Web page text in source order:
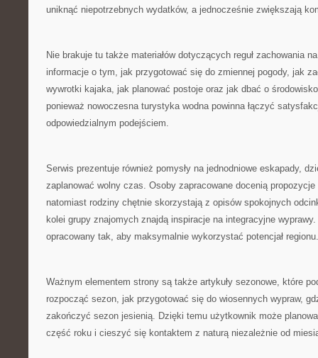
uniknąć niepotrzebnych wydatków, a jednocześnie zwiększają
Nie brakuje tu także materiałów dotyczących reguł zachowania
informacje o tym, jak przygotować się do zmiennej pogody, jak
wywrotki kajaka, jak planować postoje oraz jak dbać o
ponieważ nowoczesna turystyka wodna powinna łączyć
odpowiedzialnym podejściem.
Serwis prezentuje również pomysły na jednodniowe eskapady,
zaplanować wolny czas. Osoby zapracowane docenią
natomiast rodziny chętnie skorzystają z opisów spokojnych
kolei grupy znajomych znajdą inspiracje na integracyjne
opracowany tak, aby maksymalnie wykorzystać potencjał regionu.
Ważnym elementem strony są także artykuły sezonowe, które
rozpocząć sezon, jak przygotować się do wiosennych wypraw,
zakończyć sezon jesienią. Dzięki temu użytkownik może
część roku i cieszyć się kontaktem z naturą niezależnie od